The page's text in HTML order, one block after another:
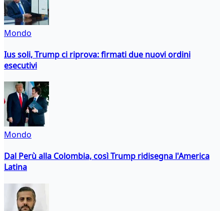
Mondo
Ius soli, Trump ci riprova: firmati due nuovi ordini
esecutivi
Mondo
Dal Perù alla Colombia, così Trump ridisegna l'America
Latina